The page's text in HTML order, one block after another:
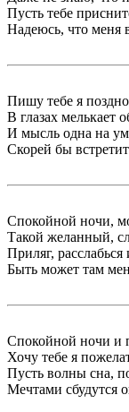
Пусть тебе
Надеюсь, что меня
Пишу тебе я
В глазах мелькает
И мысль одна на
Скорей бы
Спокойной ночи,
Такой желанный,
Приляг, расслабься
Быть может там
Спокойной ночи и
Хочу тебе я
Пусть волны сна,
Мечтами сбудутся